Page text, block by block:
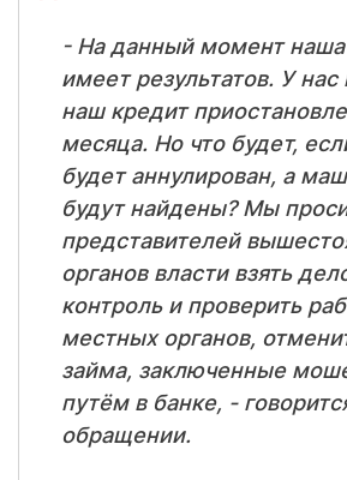
- На данный момент
имеет результатов. У
наш кредит
месяца. Но что будет,
будет аннулирован, а
будут найдены? Мы
представителей
органов власти взять
контроль и проверить
местных органов,
займа, заключенные
путём в банке, -
обращении.